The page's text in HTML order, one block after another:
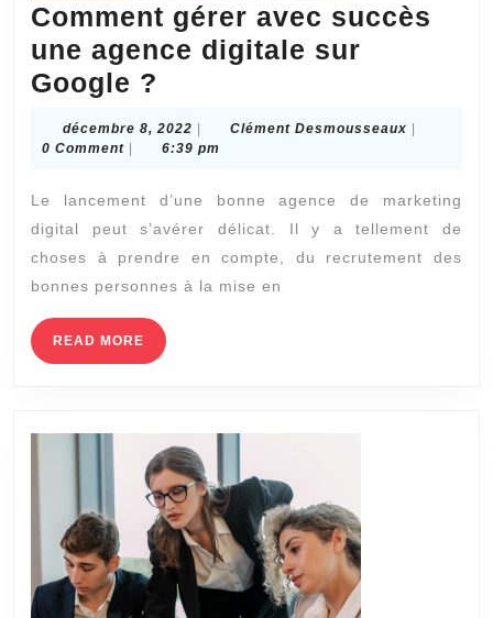
Comment gérer avec succès
une agence digitale sur
Google ?
avec
une
agence
digitale
Google
décembre 8, 2022 décembre
8,
Clément Desmousseaux Clément
0 Comment
6:39 pm
Le lancement d’une bonne agence de marketing
digital peut s’avérer délicat. Il y a tellement de
choses à prendre en compte, du recrutement des
bonnes personnes à la mise en
READ MORE READ
MORE